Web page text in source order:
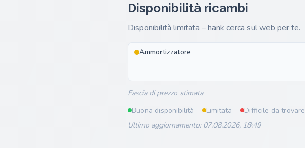
Disponibilità ricambi
Disponibilità limitata – hank cerca sul web per te.
Ammortizzatore
Fascia di prezzo stimata
Buona disponibilità
Limitata
Difficile da trovare
Ultimo aggiornamento: 07.08.2026, 18:49